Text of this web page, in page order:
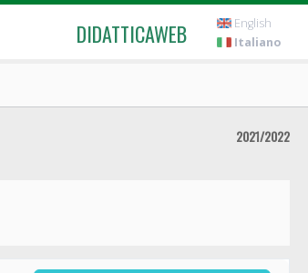
DIDATTICAWEB
English
Italiano
2021/2022